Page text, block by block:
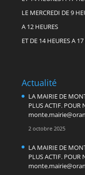
LE MERCREDI DE 9
A 12 HEURES
ET DE 14 HEURES A
Actualité
LA MAIRIE DE
PLUS ACTIF. POUR
2 octobre 2025
LA MAIRIE DE
PLUS ACTIF. POUR